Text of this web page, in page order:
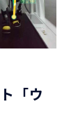
「ウ